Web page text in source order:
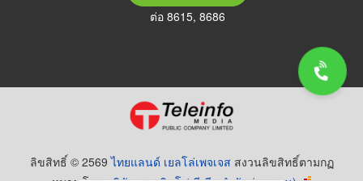
ต่อ 8615, 8686
ลิขสิทธิ์ © 2569ไทยแลนด์ เยลโล่เพจเจส สงวนลิขสิทธิ์ตามกฏ